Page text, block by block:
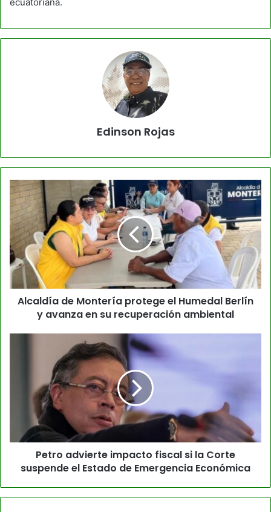
Edinson Rojas
Alcaldía de Montería protege el Humedal Berlín
y avanza en su recuperación ambiental
Petro advierte impacto fiscal si la Corte
suspende el Estado de Emergencia Económica